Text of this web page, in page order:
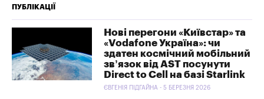
ПУБЛІКАЦІЇ
Нові перегони «Київстар» та
«Vodafone Україна»: чи
здатен космічний мобільний
зв’язок від AST посунути
Direct to Cell на базі Starlink
ЄВГЕНІЯ ПІДГАЙНА - 5 БЕРЕЗНЯ 2026